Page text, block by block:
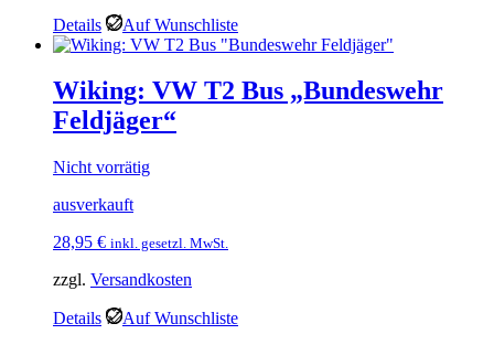
Details Auf Wunschliste
Wiking: VW T2 Bus „Bundeswehr
Feldjäger“
Nicht vorrätig
ausverkauft
28,95 € inkl. gesetzl. MwSt.
zzgl. Versandkosten
Details
Auf Wunschliste